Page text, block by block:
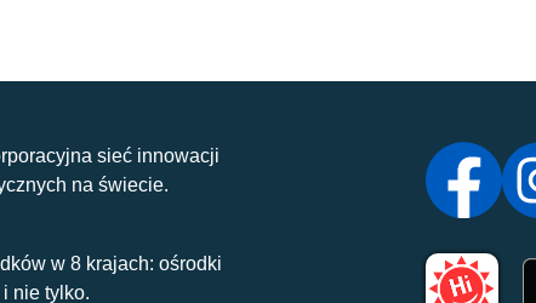
sieć innowacji
na świecie.
w 8 krajach: ośrodki
nie tylko.